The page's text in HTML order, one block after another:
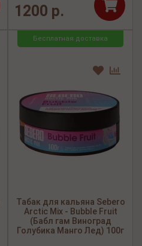
1200 р.
Бесплатная доставка
Табак для кальяна Sebero
Arctic Mix - Bubble Fruit
(Бабл гам Виноград
Голубика Манго Лед) 100г